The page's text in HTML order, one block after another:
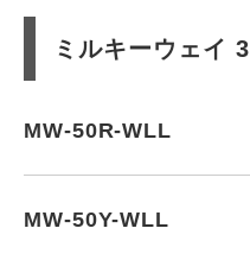
ミルキーウェイ
MW-50R-WLL
MW-50Y-WLL